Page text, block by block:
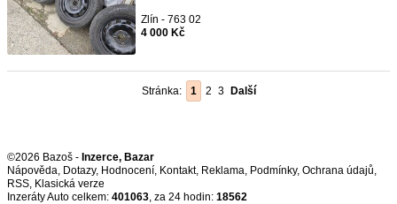
Zlín - 763 02
4 000 Kč
Stránka: 1 2 3 Další
©2026 Bazoš - Inzerce, Bazar
Nápověda, Dotazy, Hodnocení, Kontakt, Reklama, Podmínky, Ochrana údajů,
RSS,
Inzeráty Auto celkem: 401063, za 24 hodin: 18562